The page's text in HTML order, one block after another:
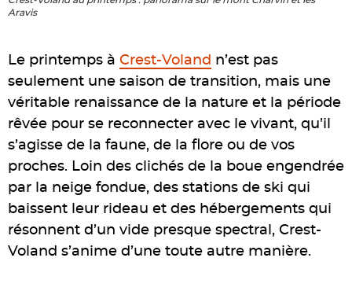
Aravis
Le printemps à Crest-Voland n’est pas
seulement une saison de transition, mais une
véritable renaissance de la nature et la période
rêvée pour se reconnecter avec le vivant, qu’il
s’agisse de la faune, de la flore ou de vos
proches. Loin des clichés de la boue engendrée
par la neige fondue, des stations de ski qui
baissent leur rideau et des hébergements qui
résonnent d’un vide presque spectral, Crest-
Voland s’anime d’une toute autre manière.